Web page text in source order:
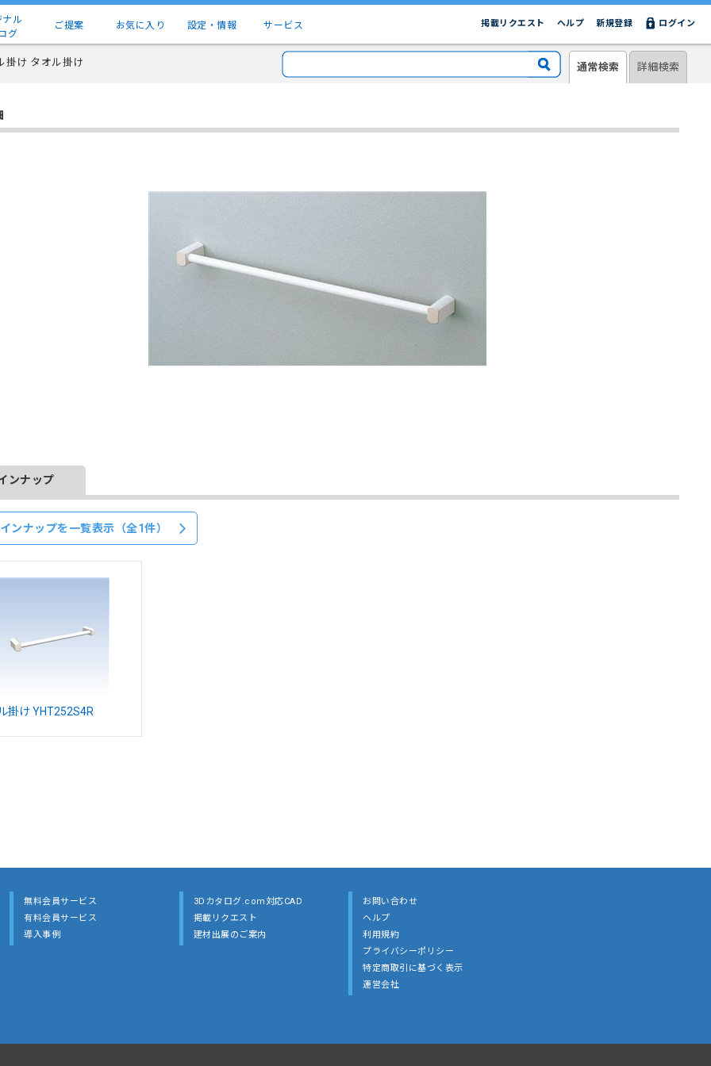
ナル
グ
ご提案 お気に入り 設定・情報 サービス ログイン
新規登録
ヘルプ
掲載リクエスト
掛け タオル掛け 通常検索 詳細検索
ンナップ
ンナップを一覧表示（全1件）
掛け YHT252S4R
無料会員サービス
有料会員サービス
導入事例
3Dカタログ.com対応CAD
掲載リクエスト
建材出展のご案内
お問い合わせ
ヘルプ
利用規約
プライバシーポリシー
特定商取引に基づく表示
運営会社